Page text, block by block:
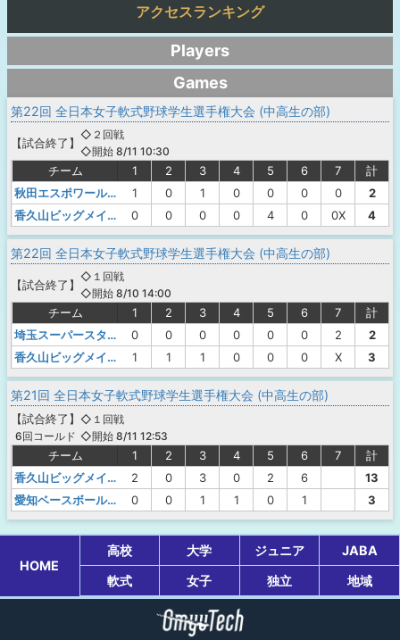
アクセスランキング
Players
Games
第22回 全日本女子軟式野球学生選手権大会 (中高生の部)
【試合終了 】
◇２回戦
◇開始 8/11 10:30
チーム 1 2 3 4 5 6 7
計
秋田エスポワールガールズサン
1 0 1 0 0 0 0
2
香久山ビッグメイツエンゼルス
0 0 0 0 4 0 0X 4
第22回 全日本女子軟式野球学生選手権大会 (中高生の部)
【試合終了 】
◇１回戦
◇開始 8/10 14:00
チーム 1 2 3 4 5 6 7
計
埼玉スーパースターズ
0 0 0 0 0 0 2
2
香久山ビッグメイツエンゼルス
1 1 1 0 0 0 X 3
第21回 全日本女子軟式野球学生選手権大会 (中高生の部)
【試合終了 】
6回コールド
◇１回戦
◇開始 8/11 12:53
チーム 1 2 3 4 5 6 7
計
香久山ビッグメイツエンゼルス
2 0 3 0 2 6
13
愛知ベースボールガールズ
0 0 1 1 0 1 3
HOME
高校 大学 ジュニア
JABA
軟式
女子 独立 地域